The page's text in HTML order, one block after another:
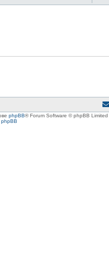
phpBB® Forum Software © phpBB Limited
phpBB